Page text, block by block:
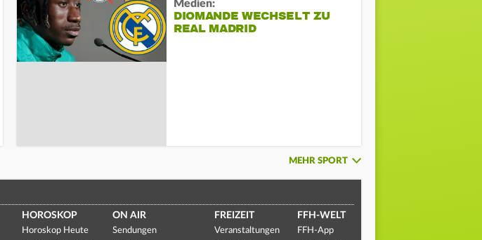
Medien:
DIOMANDE WECHSELT ZU
REAL MADRID
MEHR SPORT
HOROSKOP
Horoskop Heute
ON AIR
Sendungen
FREIZEIT
Veranstaltungen
FFH-WELT
FFH-App